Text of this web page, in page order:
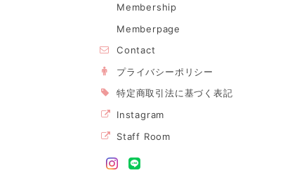
Membership
Memberpage
Contact
プライバシーポリシー
特定商取引法に基づく表記
Instagram
Staff Room